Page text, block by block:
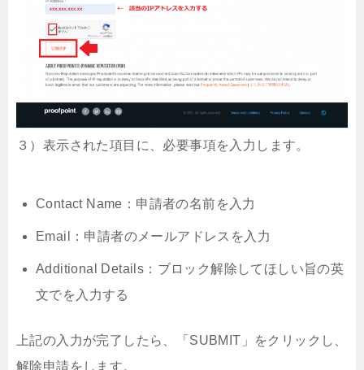
３）表示された項目に、必要事項を入力します。
Contact Name：申請者の名前を入力
Email：申請者のメールアドレスを入力
Additional Details：ブロック解除してほしい旨の英
文でを入力する
上記の入力が完了したら、「SUBMIT」をクリックし、
解除申請をします。